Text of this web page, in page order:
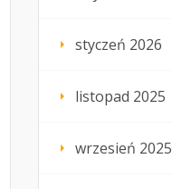
styczeń 2026
listopad 2025
wrzesień 2025